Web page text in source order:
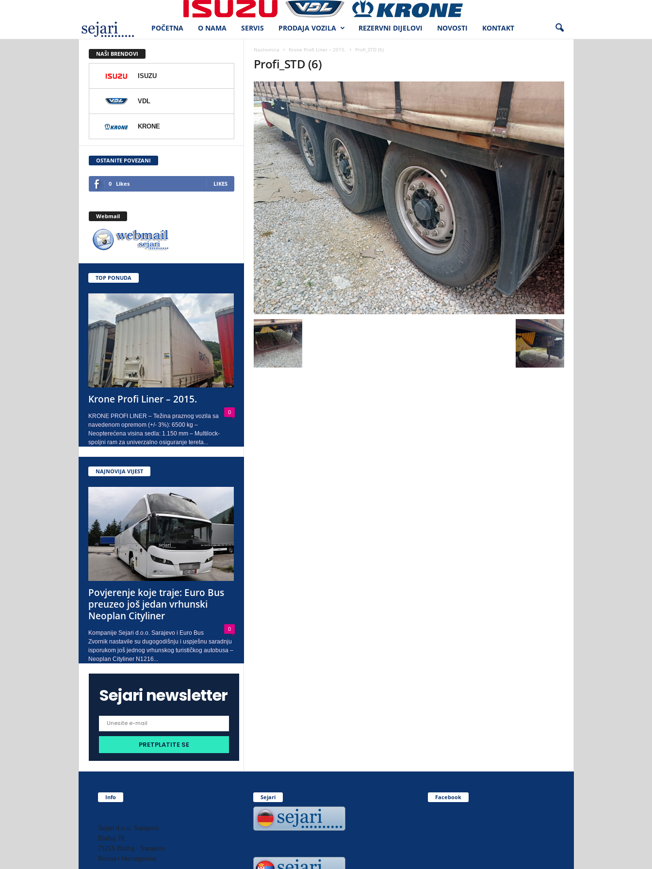
e
r
d
.
o
.
a
j
o
POČETNA O NAMA SERVIS PRODAJA VOZILA REZERVNI DIJELOVI NOVOSTI KONTAKT
Naslovnica Krone Profi Liner – 2015. Profi_STD (6)
Profi_STD (6)
NAŠI BRENDOVI
ISUZU
VDL
KRONE
OSTANITE POVEZANI
0 Likes LIKES
Webmail
TOP PONUDA
Krone Profi Liner – 2015.
0
KRONE PROFI LINER – Težina praznog vozila sa
navedenom opremom (+/- 3%): 6500 kg –
Neopterećena visina sedla: 1.150 mm – Multilock-
spoljni ram za univerzalno osiguranje tereta...
NAJNOVIJA VIJEST
Povjerenje koje traje: Euro Bus
preuzeo još jedan vrhunski
Neoplan Cityliner
0
Kompanije Sejari d.o.o. Sarajevo i Euro Bus
Zvornik nastavile su dugogodišnju i uspješnu saradnju
isporukom još jednog vrhunskog turističkog autobusa –
Neoplan Cityliner N1216...
Sejari newsletter
Info
Sejari d.o.o. Sarajevo
Blažuj 78,
71215 Blažuj - Sarajevo
Bosna i Hercegovina
Sejari Facebook